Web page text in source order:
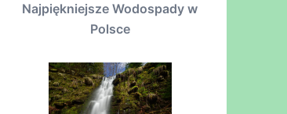
Najpiękniejsze Wodospady w
Polsce